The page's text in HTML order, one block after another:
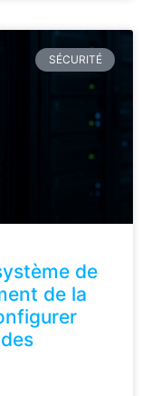
SÉCURITÉ
de
de la